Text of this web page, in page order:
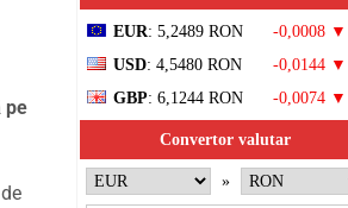
pe
EUR: 5,2489 RON
-0,0008 ▼
USD: 4,5480 RON
-0,0144 ▼
GBP: 6,1244 RON -0,0074 ▼
Convertor valutar
»